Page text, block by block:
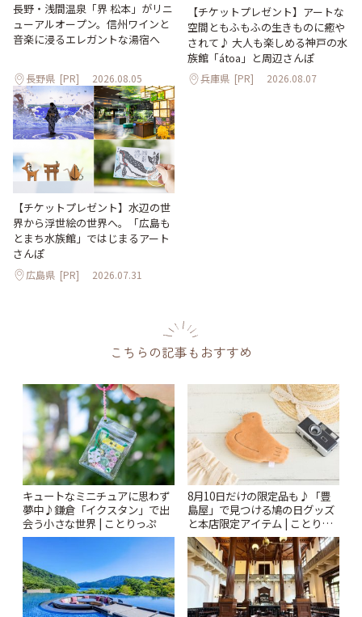
長野・浅間温泉「界 松本」がリニ
ューアルオープン。信州ワインと
音楽に浸るエレガントな湯宿へ
長野県 [PR] 2026.08.05
【チケットプレゼント】アートな
空間ともふもふの生きものに癒や
されて♪ 大人も楽しめる神戸の水
族館「átoa」と周辺さんぽ
兵庫県 [PR] 2026.08.07
【チケットプレゼント】水辺の世
界から浮世絵の世界へ。「広島も
とまち水族館」ではじまるアート
さんぽ
広島県 [PR] 2026.07.31
こちらの記事もおすすめ
キュートなミニチュアに思わず
夢中♪鎌倉「イクスタン」で出
会う小さな世界 | ことりっぷ
8月10日だけの限定品も♪「豊
島屋」で見つける鳩の日グッズ
と本店限定アイテム | ことりっ
ぷ